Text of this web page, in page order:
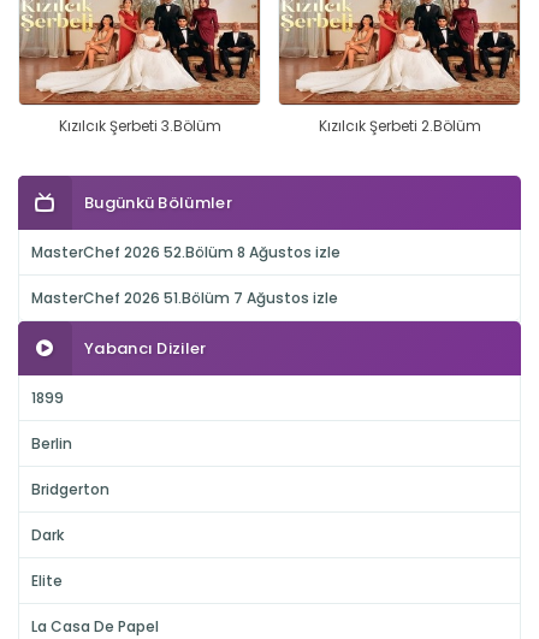
Kızılcık Şerbeti 3.Bölüm Kızılcık Şerbeti 2.Bölüm
Bugünkü Bölümler
MasterChef 2026 52.Bölüm 8 Ağustos izle
MasterChef 2026 51.Bölüm 7 Ağustos izle
Yabancı Diziler
1899
Berlin
Bridgerton
Dark
Elite
La Casa De Papel